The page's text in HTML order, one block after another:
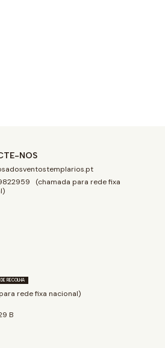
NOS
(chamada para rede fixa
RECOLHA
rede fixa nacional)
B